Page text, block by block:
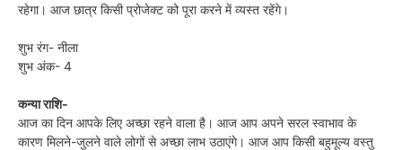
रहेगा। आज छात्र किसी प्रोजेक्ट को पूरा करने में व्यस्त रहेंगे।
शुभ रंग- नीला
शुभ अंक- 4
कन्या राशि-
आज का दिन आपके लिए अच्छा रहने वाला है। आज आप अपने सरल स्वाभाव के
कारण मिलने-जुलने वाले लोगों से अच्छा लाभ उठाएंगे। आज आप किसी बहुमूल्य वस्तु